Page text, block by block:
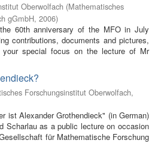
Oberwolfach (Mathematisches
gGmbH, 2006)
60th anniversary of the MFO in July
contributions, documents and pictures,
special focus on the lecture of Mr
Forschungsinstitut Oberwolfach,
ist Alexander Grothendieck" (in German)
Scharlau as a public lecture on occasion
für Mathematische Forschung